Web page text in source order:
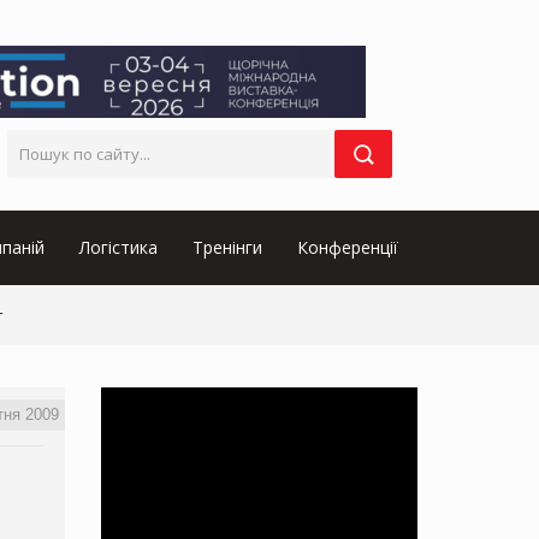
Логістика Тренінги Конференції
2009